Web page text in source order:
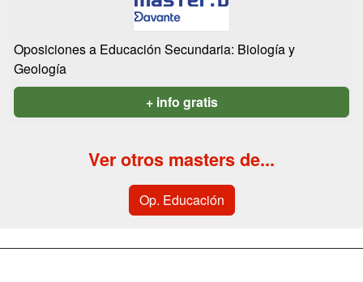
Oposiciones a Educación Secundaria: Biología y
Geología
+ info gratis
Ver otros masters de...
Op. Educación